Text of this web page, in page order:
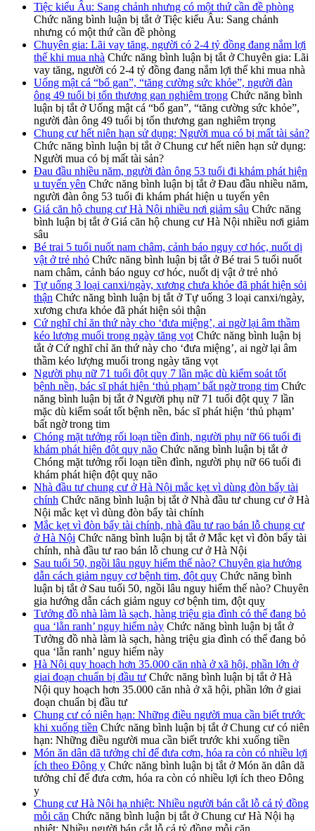
Tiệc kiểu Âu: Sang chảnh nhưng có một thứ cần đề phòng
Chức năng bình luận bị tắt ở Tiệc kiểu Âu: Sang chảnh
nhưng có một thứ cần đề phòng
Chuyên gia: Lãi vay tăng, người có 2-4 tỷ đồng đang nắm lợi
thế khi mua nhà Chức năng bình luận bị tắt ở Chuyên gia: Lãi
vay tăng, người có 2-4 tỷ đồng đang nắm lợi thế khi mua nhà
Uống mật cá “bổ gan”, “tăng cường sức khỏe”, người đàn
ông 49 tuổi bị tổn thương gan nghiêm trọng Chức năng bình
luận bị tắt ở Uống mật cá “bổ gan”, “tăng cường sức khỏe”,
người đàn ông 49 tuổi bị tổn thương gan nghiêm trọng
Chung cư hết niên hạn sử dụng: Người mua có bị mất tài sản?
Chức năng bình luận bị tắt ở Chung cư hết niên hạn sử dụng:
Người mua có bị mất tài sản?
Đau đầu nhiều năm, người đàn ông 53 tuổi đi khám phát hiện
u tuyến yên Chức năng bình luận bị tắt ở Đau đầu nhiều năm,
người đàn ông 53 tuổi đi khám phát hiện u tuyến yên
Giá căn hộ chung cư Hà Nội nhiều nơi giảm sâu Chức năng
bình luận bị tắt ở Giá căn hộ chung cư Hà Nội nhiều nơi giảm
sâu
Bé trai 5 tuổi nuốt nam châm, cảnh báo nguy cơ hóc, nuốt dị
vật ở trẻ nhỏ Chức năng bình luận bị tắt ở Bé trai 5 tuổi nuốt
nam châm, cảnh báo nguy cơ hóc, nuốt dị vật ở trẻ nhỏ
Tự uống 3 loại canxi/ngày, xương chưa khỏe đã phát hiện sỏi
thận Chức năng bình luận bị tắt ở Tự uống 3 loại canxi/ngày,
xương chưa khỏe đã phát hiện sỏi thận
Cứ nghĩ chỉ ăn thứ này cho ‘đưa miệng’, ai ngờ lại âm thầm
kéo lượng muối trong ngày tăng vọt Chức năng bình luận bị
tắt ở Cứ nghĩ chỉ ăn thứ này cho ‘đưa miệng’, ai ngờ lại âm
thầm kéo lượng muối trong ngày tăng vọt
Người phụ nữ 71 tuổi đột quỵ 7 lần mặc dù kiểm soát tốt
bệnh nền, bác sĩ phát hiện ‘thủ phạm’ bất ngờ trong tim Chức
năng bình luận bị tắt ở Người phụ nữ 71 tuổi đột quỵ 7 lần
mặc dù kiểm soát tốt bệnh nền, bác sĩ phát hiện ‘thủ phạm’
bất ngờ trong tim
Chóng mặt tưởng rối loạn tiền đình, người phụ nữ 66 tuổi đi
khám phát hiện đột quỵ não Chức năng bình luận bị tắt ở
Chóng mặt tưởng rối loạn tiền đình, người phụ nữ 66 tuổi đi
khám phát hiện đột quỵ não
Nhà đầu tư chung cư ở Hà Nội mắc kẹt vì dùng đòn bẩy tài
chính Chức năng bình luận bị tắt ở Nhà đầu tư chung cư ở Hà
Nội mắc kẹt vì dùng đòn bẩy tài chính
Mắc kẹt vì đòn bẩy tài chính, nhà đầu tư rao bán lỗ chung cư
ở Hà Nội Chức năng bình luận bị tắt ở Mắc kẹt vì đòn bẩy tài
chính, nhà đầu tư rao bán lỗ chung cư ở Hà Nội
Sau tuổi 50, ngồi lâu nguy hiểm thế nào? Chuyên gia hướng
dẫn cách giảm nguy cơ bệnh tim, đột quỵ Chức năng bình
luận bị tắt ở Sau tuổi 50, ngồi lâu nguy hiểm thế nào? Chuyên
gia hướng dẫn cách giảm nguy cơ bệnh tim, đột quỵ
Tưởng đồ nhà làm là sạch, hàng triệu gia đình có thể đang bỏ
qua ‘lằn ranh’ nguy hiểm này Chức năng bình luận bị tắt ở
Tưởng đồ nhà làm là sạch, hàng triệu gia đình có thể đang bỏ
qua ‘lằn ranh’ nguy hiểm này
Hà Nội quy hoạch hơn 35.000 căn nhà ở xã hội, phần lớn ở
giai đoạn chuẩn bị đầu tư Chức năng bình luận bị tắt ở Hà
Nội quy hoạch hơn 35.000 căn nhà ở xã hội, phần lớn ở giai
đoạn chuẩn bị đầu tư
Chung cư có niên hạn: Những điều người mua cần biết trước
khi xuống tiền Chức năng bình luận bị tắt ở Chung cư có niên
hạn: Những điều người mua cần biết trước khi xuống tiền
Món ăn dân dã tưởng chỉ để đưa cơm, hóa ra còn có nhiều lợi
ích theo Đông y Chức năng bình luận bị tắt ở Món ăn dân dã
tưởng chỉ để đưa cơm, hóa ra còn có nhiều lợi ích theo Đông
y
Chung cư Hà Nội hạ nhiệt: Nhiều người bán cắt lỗ cả tỷ đồng
mỗi căn Chức năng bình luận bị tắt ở Chung cư Hà Nội hạ